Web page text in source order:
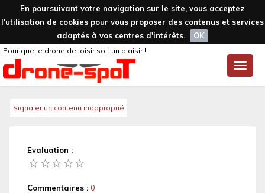
En poursuivant votre navigation sur le site, vous acceptez
l'utilisation de cookies pour vous proposer des contenus et services
adaptés à vos centres d'intérêts.
OK
Toggle
Pour que le drone de loisir soit un plaisir !
Signaler un contenu inapproprié
Evaluation :
Commentaires : 0